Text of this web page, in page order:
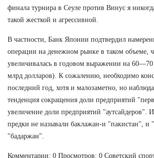
финала турнира в Сеуле против Винус я
такой жесткой и агрессивной.
В частности, Банк Японии подтвердил
операции на денежном рынке в таком объеме,
увеличивалась в годовом выражении на
млрд долларов). К сожалению, необходимо
последний год, хотя и малозаметно, но
тенденция сокращения доли предприятий
увеличение доли предприятий "аутсайдеров".
предки не называли баклажан-и "пакистан", и
"бадаржан".
Комментарии: 0 Просмотров: 0 Советский